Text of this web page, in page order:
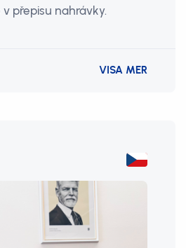
přepisu nahrávky.
VISA MER